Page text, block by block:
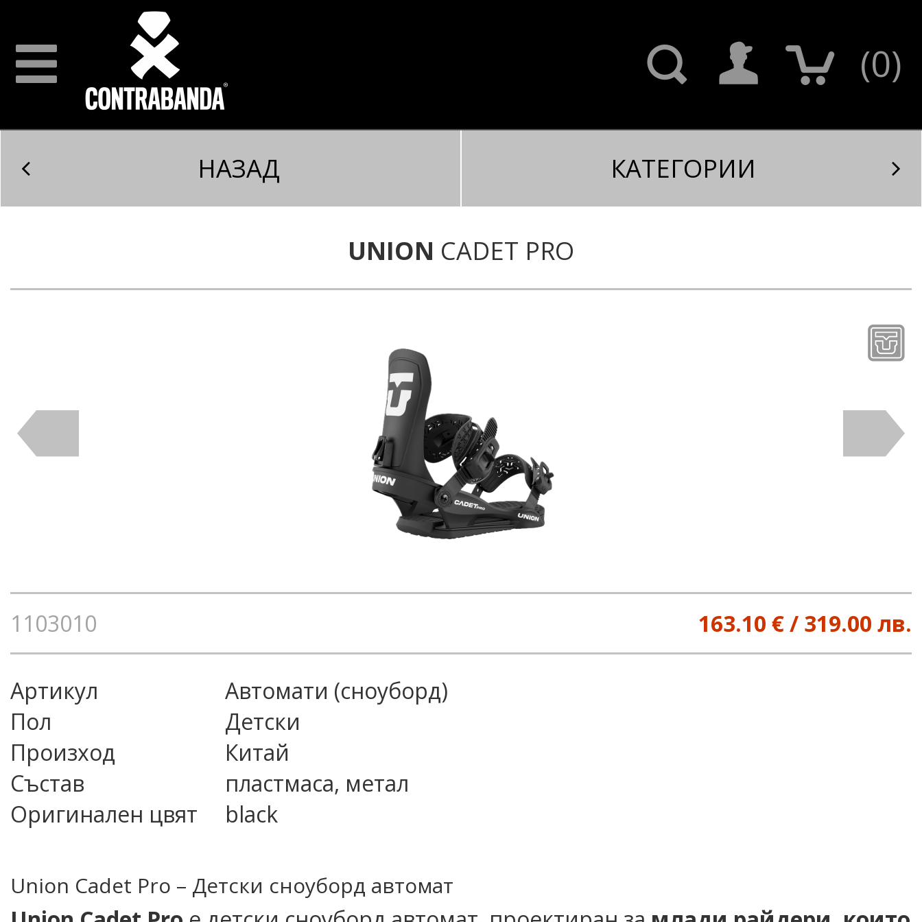
(0)
НАЗАД КАТЕГОРИИ
UNION CADET PRO
1103010 163.10 € / 319.00 лв.
Артикул
автомати (сноуборд)
Пол
Детски
Произход
Китай
Състав
пластмаса, метал
Оригинален цвят
black
Union Cadet Pro – Детски сноуборд автомат